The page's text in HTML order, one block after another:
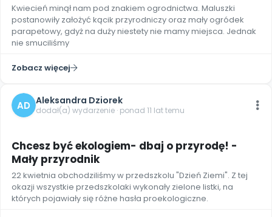
Kwiecień minął nam pod znakiem ogrodnictwa. Maluszki
postanowiły założyć kącik przyrodniczy oraz mały ogródek
parapetowy, gdyż na duży niestety nie mamy miejsca. Jednak
nie smuciliśmy
Zobacz więcej
AD Aleksandra Dziorek
dodał(a) wydarzenie · ponad 11 lat temu
Chcesz być ekologiem- dbaj o przyrodę! -
Mały przyrodnik
22 kwietnia obchodziliśmy w przedszkolu "Dzień Ziemi". Z tej
okazji wszystkie przedszkolaki wykonały zielone listki, na
których pojawiały się różne hasła proekologiczne.